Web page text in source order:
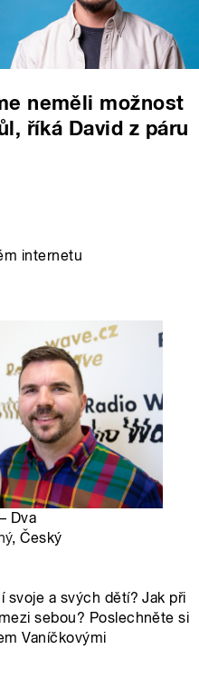
neměli možnost
říká David z páru
internetu
Dva
, Český
svoje a svých dětí? Jak při
sebou? Poslechněte si
Vaníčkovými